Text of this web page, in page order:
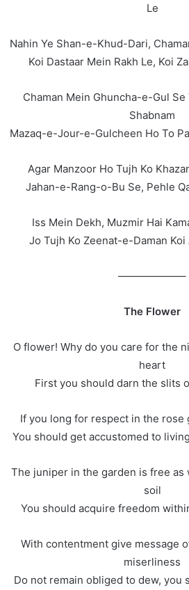
Le
Nahin Ye Shan-e-Khud-Dari,
Koi Dastaar Mein Rakh Le, Koi
Chaman Mein Ghuncha-e-Gul Se
Shabnam
Mazaq-e-Jour-e-Gulcheen Ho To
Agar Manzoor Ho Tujh Ko
Jahan-e-Rang-o-Bu Se, Pehle
Iss Mein Dekh, Muzmir Hai
Jo Tujh Ko Zeenat-e-Daman Koi
——————–
The Flower
O flower! Why do you care for the
heart
First you should darn the slits
If you long for respect in the rose
You should get accustomed to
The juniper in the garden is free as
soil
You should acquire freedom
With contentment give message
miserliness
Do not remain obliged to dew, you